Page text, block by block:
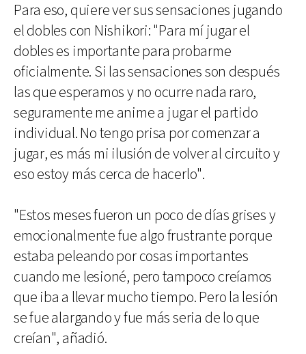
Para eso, quiere ver sus sensaciones jugando
el dobles con Nishikori: "Para mí jugar el
dobles es importante para probarme
oficialmente. Si las sensaciones son después
las que esperamos y no ocurre nada raro,
seguramente me anime a jugar el partido
individual. No tengo prisa por comenzar a
jugar, es más mi ilusión de volver al circuito y
eso estoy más cerca de hacerlo".
"Estos meses fueron un poco de días grises y
emocionalmente fue algo frustrante porque
estaba peleando por cosas importantes
cuando me lesioné, pero tampoco creíamos
que iba a llevar mucho tiempo. Pero la lesión
se fue alargando y fue más seria de lo que
creían", añadió.